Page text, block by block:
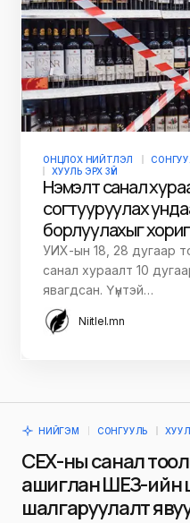
ОНЦЛОХ НИЙТЛЭЛ
ХУУЛЬ ЭРХ ЗҮЙ
Нэмэлт санал
согтууруулах
борлуулахыг
УИХ-ын 18, 28 дугаар
санал хураалт 10
явагдсан. Үүнтэй…
Niitlel.mn
НИЙГЭМ СОНГУУЛЬ
СЕХ-ны санал
ашиглан ШЕЗ-ийн
шалгаруулалт